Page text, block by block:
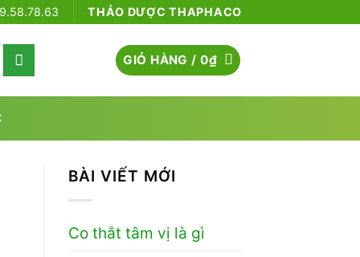
THẢO DƯỢC THAPHACO
GIỎ HÀNG /0₫
BÀI VIẾT MỚI
Co thắt tâm vị là gì